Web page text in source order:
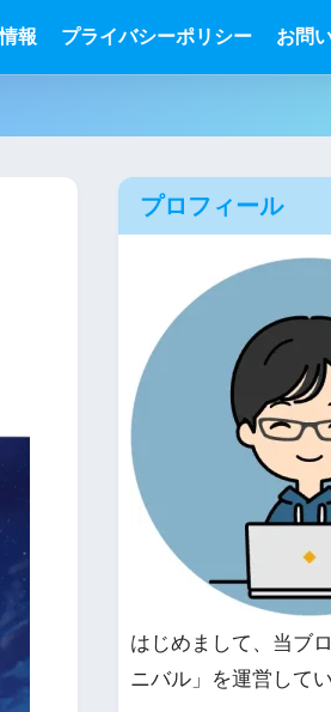
報 プライバシーポリシー お問
プロフィール
はじめまして、当ブ
ニバル」を運営して